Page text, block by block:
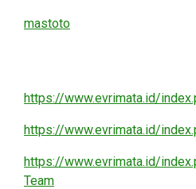
mastoto
https://www.evrimata.id/
https://www.evrimata.id/
https://www.evrimata.id/
Team